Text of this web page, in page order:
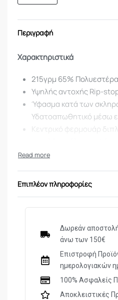
Περιγραφή
Χαρακτηριστικά
215γρμ 65%
Υψηλής αντοχής Rip-
Ύφασμα κατά των
Υδατοαπωθητικό μέσω
Κεντρικό φερμουάρ
τον αέρα
Επανασχεδιασμένος
(ανασηκωμένος ή
εφαρμογή
Δυο τσέπες στήθους με
ευκολότερη πρόσβαση
Εύκολο άνοιγμα στις
Εργονομικά σχεδιασμένα
ανασηκώνονται
Επιπλέον πληροφορίες
Δωρεάν
άνω των 150€
Επιστροφή
ημερολογιακών
100% Ασφαλείς
Αποκλειστικές